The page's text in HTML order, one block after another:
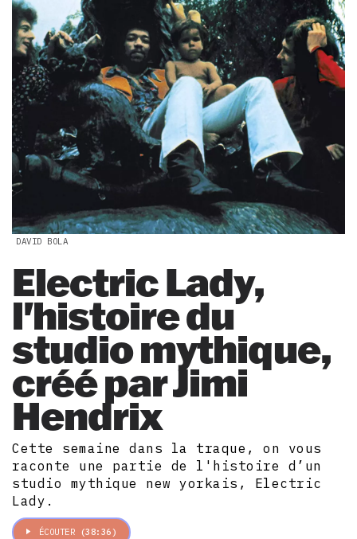
DAVID BOLA
Electric Lady,
l'histoire du
studio mythique,
créé par Jimi
Hendrix
Cette semaine dans la traque, on vous
raconte une partie de l'histoire d’un
studio mythique new yorkais, Electric
Lady.
ÉCOUTER (38:36)